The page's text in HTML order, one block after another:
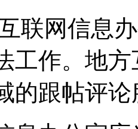
联网信息
工作。地
的跟帖评